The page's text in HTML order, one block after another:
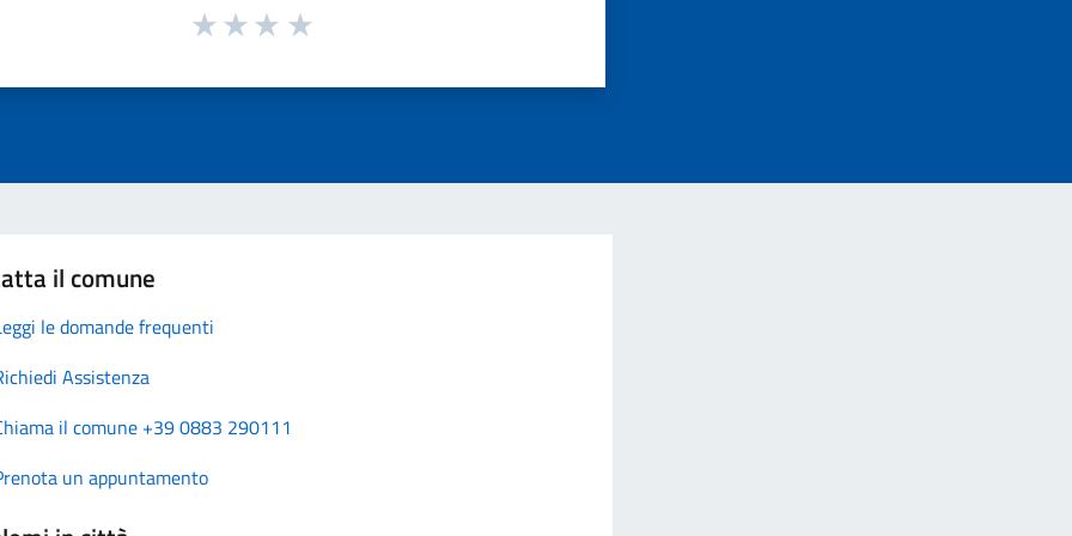
il comune
le domande frequenti
Assistenza
il comune +39 0883 290111
un appuntamento